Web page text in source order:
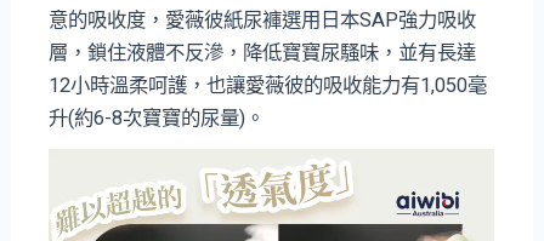
意的吸收度，愛薇彼紙尿褲選用日本SAP強力吸收
層，鎖住液體不反滲，降低寶寶尿騷味，並有長達
12小時溫柔呵護，也讓愛薇彼的吸收能力有1,050毫
升(約6-8次寶寶的尿量)。